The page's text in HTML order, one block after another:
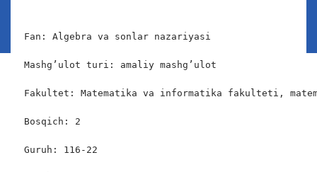
Fan: Algebra va sonlar nazariyasi
Mashg’ulot turi: amaliy mashg’ulot
Fakultet: Matematika va informatika fakulteti,
Bosqich: 2
Guruh: 116-22